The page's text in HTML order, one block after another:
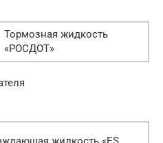
Тормозная жидкость
«РОСДОТ»